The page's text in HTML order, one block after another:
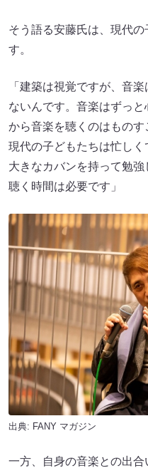
そう語る安藤氏は、現代の
す。
「建築は視覚ですが、音
ないんです。音楽はずっ
から音楽を聴くのはもの
現代の子どもたちは忙しく
大きなカバンを持って勉
聴く時間は必要です」
出典: FANY マガジン
一方、自身の音楽との出